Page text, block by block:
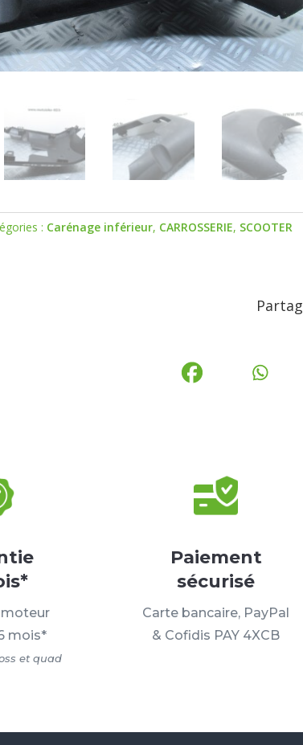
: Carénage inférieur, CARROSSERIE, SCOOTER
moteur
mois*
et quad
Paiement
sécurisé
Carte bancaire, PayPal
& Cofidis PAY 4XCB